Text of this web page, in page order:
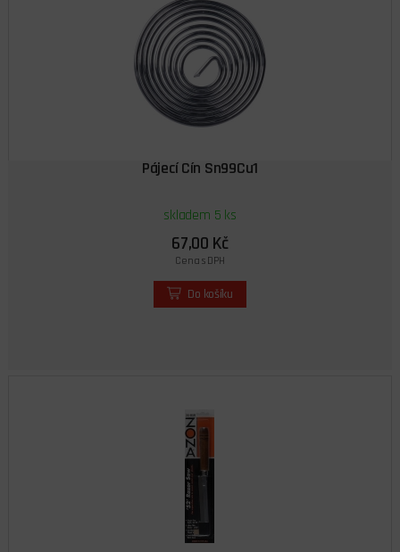
Pájecí Cín Sn99Cu1
skladem 5 ks
67,00 Kč
Cena s DPH
Do košíku